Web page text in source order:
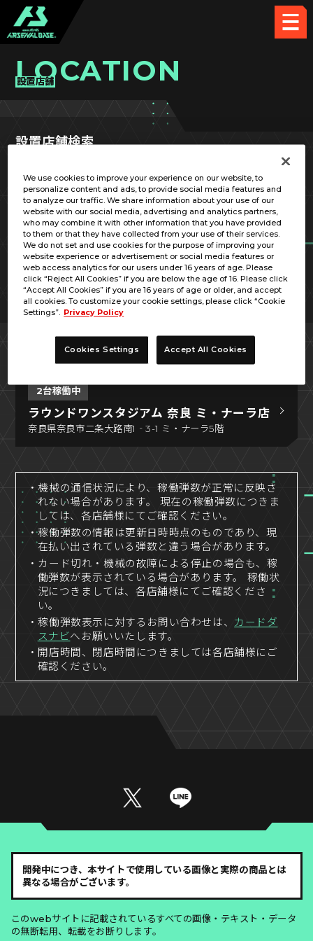
LOCATION
設置店舗
設置店舗検索
都道府県 市区町村
SEARCH
検索結果
2台稼働中
ラウンドワンスタジアム 奈良 ミ・ナーラ店
奈良県奈良市二条大路南1‐3-1 ミ・ナーラ5階
・機械の通信状況により、稼働弾数が正常に反映さ
れない場合があります。 現在の稼働弾数につきま
しては、各店舗様にてご確認ください。
・稼働弾数の情報は更新日時時点のものであり、現
在払い出されている弾数と違う場合があります。
・カード切れ・機械の故障による停止の場合も、稼
働弾数が表示されている場合があります。 稼働状
況につきましては、各店舗様にてご確認くださ
い。
・稼働弾数表示に対するお問い合わせは、 カードダ
スナビへお願いいたします。
・開店時間、閉店時間につきましては各店舗様にご
確認ください。
開発中につき、本サイトで使用している画像と実際の商品とは
異なる場合がございます。
このwebサイトに記載されているすべての画像・テキスト・データ
の無断転用、転載をお断りします。
We use cookies to improve your experience on our website, to
personalize content and ads, to provide social media features and
to analyze our traffic. We share information about your use of our
website with our social media, advertising and analytics partners,
who may combine it with other information that you have provided
to them or that they have collected from your use of their services.
We do not set and use cookies for the purpose of improving your
website experience or advertisement or social media features or
web access analytics for our users under 16 years of age. Please
click “Reject All Cookies” if you are below the age of 16. Please click
“Accept All Cookies” if you are 16 years of age or older, and accept
all cookies. To customize your cookie settings, please click “Cookie
Settings”. Privacy Policy
Accept All Cookies
Cookies Settings